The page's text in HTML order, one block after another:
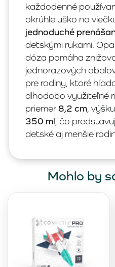
každodenné
okrúhle uško na
jednoduché
detskými rukami.
dóza pomáha
jednorazových
pre rodiny, ktoré
dlhodobo využiteľné
priemer8,2 cm , výšku
350 ml , čo
detské aj menšie
Mohlo by